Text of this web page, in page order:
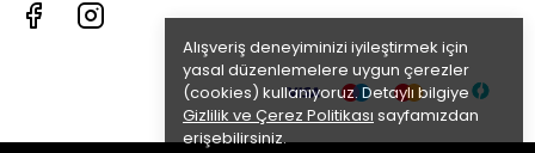
Alışveriş deneyiminizi iyileştirmek için
yasal düzenlemelere uygun çerezler
(cookies) kullanıyoruz. Detaylı bilgiye
Gizlilik ve Çerez Politikası sayfamızdan
erişebilirsiniz.